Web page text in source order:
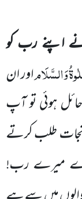
اپنے رب کو
وَالسَّلَاماور ان
ہوئی تو آپ
طلب کرتے
اے میرے رب!